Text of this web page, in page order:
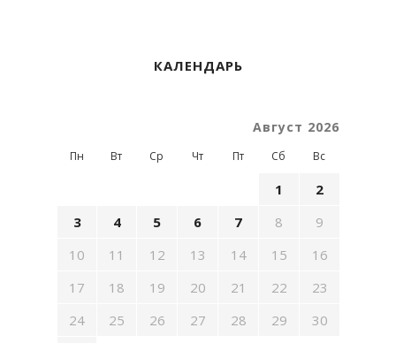
КАЛЕНДАРЬ
Август 2026
Пн Вт Ср Чт Пт Сб Вс
1
2
3
4 5 6 7 8
9
10
11 12 13 14 15
16
17
18 19 20 21 22
23
24
25 26 27 28 29
30